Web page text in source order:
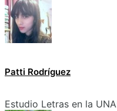
Patti Rodríguez
Estudio Letras en la